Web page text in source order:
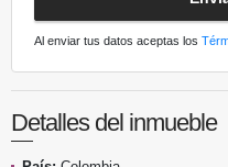
Al enviar tus datos aceptas los
Detalles del inmueble